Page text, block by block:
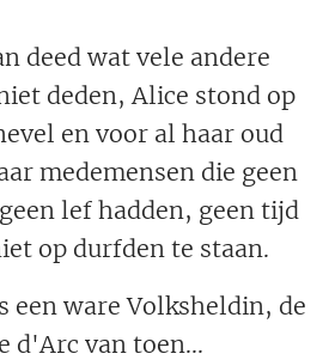
deed wat vele andere
deden, Alice stond op
en voor al haar oud
medemensen die geen
lef hadden, geen tijd
op durfden te staan.
een ware Volksheldin, de
d'Arc van toen...